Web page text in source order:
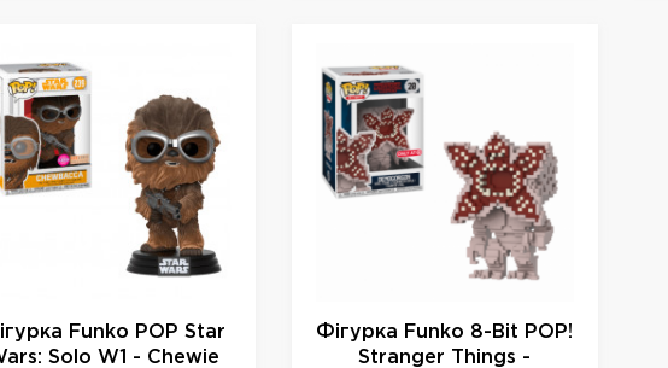
Funko POP Star
Solo W1 - Chewie
Фігурка Funko 8-Bit POP!
Stranger Things -